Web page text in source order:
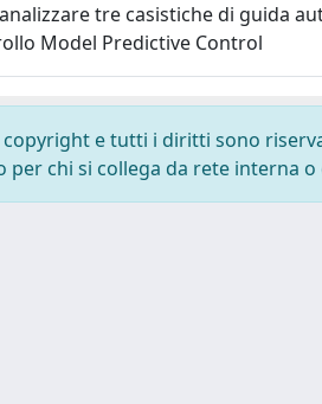
tre casistiche di guida
Model Predictive Control
e tutti i diritti sono
chi si collega da rete interna o